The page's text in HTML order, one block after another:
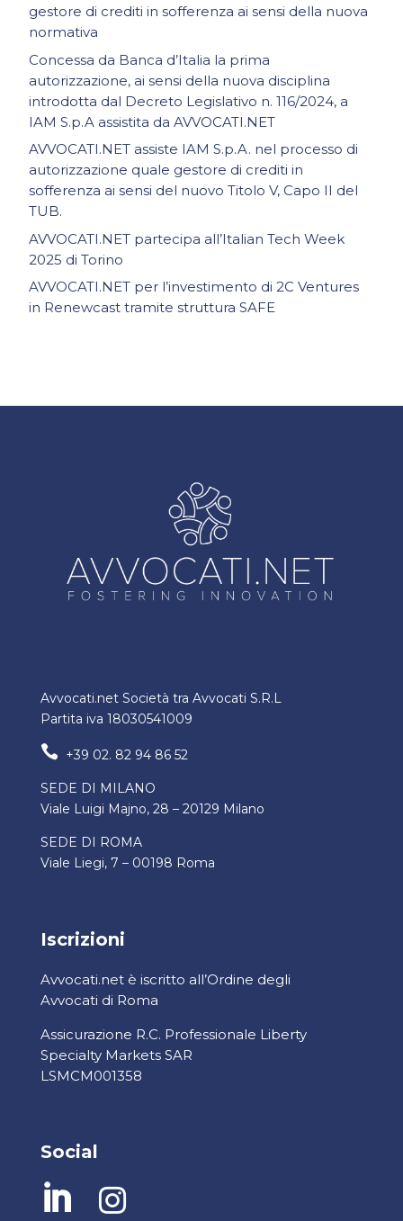
gestore di crediti in sofferenza ai sensi della nuova
normativa
Concessa da Banca d’Italia la prima
autorizzazione, ai sensi della nuova disciplina
introdotta dal Decreto Legislativo n. 116/2024, a
IAM S.p.A assistita da AVVOCATI.NET
AVVOCATI.NET assiste IAM S.p.A. nel processo di
autorizzazione quale gestore di crediti in
sofferenza ai sensi del nuovo Titolo V, Capo II del
TUB.
AVVOCATI.NET partecipa all’Italian Tech Week
2025 di Torino
AVVOCATI.NET per l’investimento di 2C Ventures
in Renewcast tramite struttura SAFE
Avvocati.net Società tra Avvocati S.R.L
Partita iva 18030541009
 +39 02. 82 94 86 52
SEDE DI MILANO
Viale Luigi Majno, 28 – 20129 Milano
SEDE DI ROMA
Viale Liegi, 7 – 00198 Roma
Iscrizioni
Avvocati.net è iscritto all’Ordine degli
Avvocati di Roma
Assicurazione R.C. Professionale Liberty
Specialty Markets SAR
LSMCM001358
Social
 